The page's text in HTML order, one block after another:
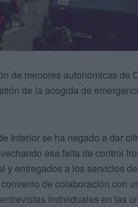
de menores autonómicas de
de la acogida de
Interior se ha negado a dar
esa falta de control
entregados a los servicios
de colaboración con
individuales en las